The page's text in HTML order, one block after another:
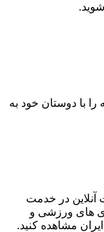
با دوستان خود به
در خدمت
های ورزشی و
مشاهده کنید.